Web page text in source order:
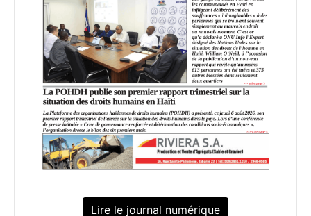
Lire le journal numérique